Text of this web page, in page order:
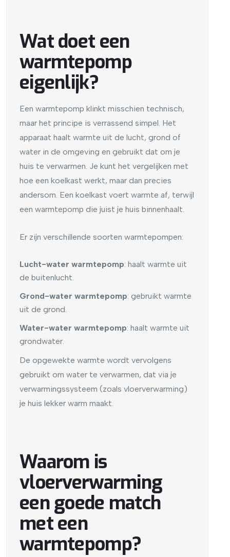
Wat doet een
warmtepomp
eigenlijk?
Een warmtepomp klinkt misschien technisch,
maar het principe is verrassend simpel. Het
apparaat haalt warmte uit de lucht, grond of
water in de omgeving en gebruikt dat om je
huis te verwarmen. Je kunt het vergelijken met
hoe een koelkast werkt, maar dan precies
andersom. Een koelkast voert warmte af, terwijl
een warmtepomp die juist je huis binnenhaalt.
Er zijn verschillende soorten warmtepompen:
Lucht-water warmtepomp: haalt warmte uit
de buitenlucht.
Grond-water warmtepomp: gebruikt warmte
uit de grond.
Water-water warmtepomp: haalt warmte uit
grondwater.
De opgewekte warmte wordt vervolgens
gebruikt om water te verwarmen, dat via je
verwarmingssysteem (zoals vloerverwarming)
je huis lekker warm maakt.
Waarom is
vloerverwarming
een goede match
met een
warmtepomp?